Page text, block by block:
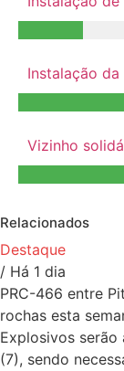
Instalação
Vizinho
Relacionados
Destaque
/ Há 1 dia
PRC-466 entre
rochas esta
Explosivos
(7), sendo